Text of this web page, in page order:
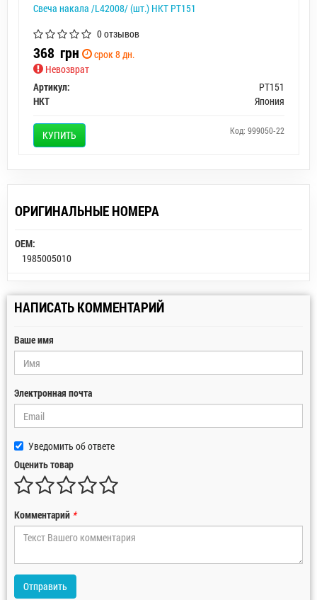
Свеча накала /L42008/ (шт.) HKT PT151
0 отзывов
368 грн
срок 8 дн.
Невозврат
Артикул:
PT151
HKT
Япония
КУПИТЬ Код: 999050-22
ОРИГИНАЛЬНЫЕ НОМЕРА
OEM:
1985005010
НАПИСАТЬ КОММЕНТАРИЙ
Ваше имя
Электронная почта
Уведомить об ответе
Оценить товар
Комментарий *
Отправить